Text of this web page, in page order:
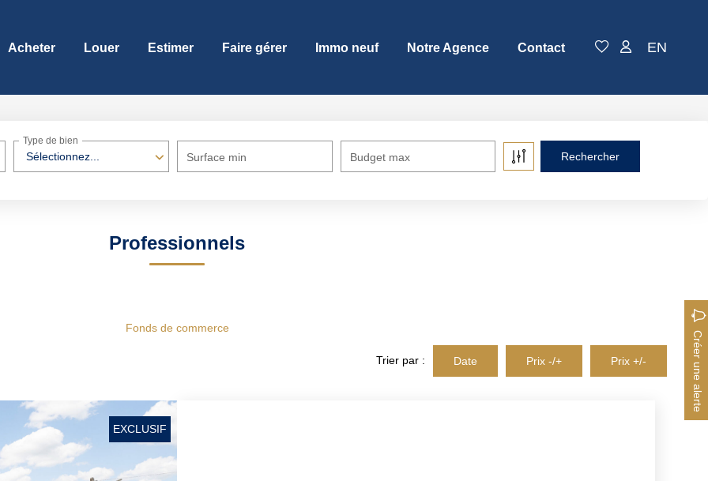
Acheter Louer Estimer Faire gérer Immo neuf Notre Agence Contact EN
Sélectionnez...
Type de bien
Surface min Budget max
Professionnels
Fonds de commerce
Créer une alerte
Trier par : Date Prix -/+ Prix +/-
EXCLUSIF